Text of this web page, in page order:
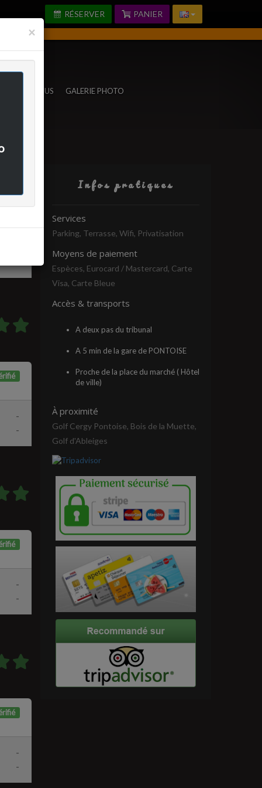
PANIER
RÉSERVER
NOUS GALERIE PHOTO
-
-
-
-
-
-
Infos pratiques
Services
Parking, Terrasse, Wifi, Privatisation
Moyens de paiement
Espèces, Eurocard / Mastercard, Carte
Visa, Carte Bleue
Accès & transports
A deux pas du tribunal
A 5 min de la gare de PONTOISE
Proche de la place du marché ( Hôtel
de ville)
À proximité
Golf Cergy Pontoise, Bois de la Muette,
Golf d'Ableiges
×Fermer